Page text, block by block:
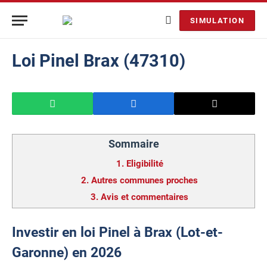
SIMULATION
Loi Pinel Brax (47310)
Sommaire
1. Eligibilité
2. Autres communes proches
3. Avis et commentaires
Investir en loi Pinel à Brax (Lot-et-
Garonne) en 2026